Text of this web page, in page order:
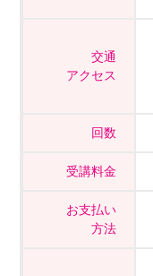
交通
アクセス
回数
受講料金
お支払い
方法